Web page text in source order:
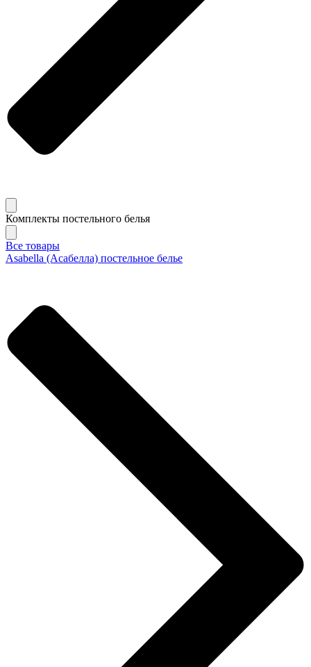
Комплекты постельного белья
Все товары
Asabella (Асабелла) постельное белье